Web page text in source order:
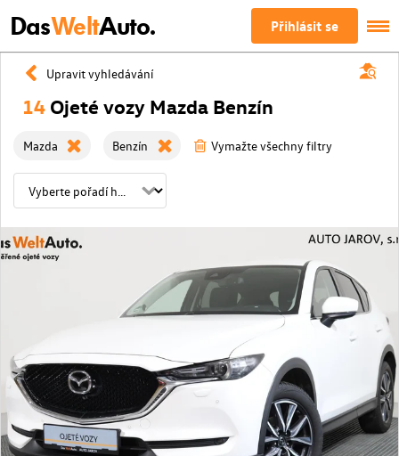
DasWeltAuto. Přihlásit se
Upravit vyhledávání
14 Ojeté vozy Mazda Benzín
Mazda Benzín Vymažte všechny filtry